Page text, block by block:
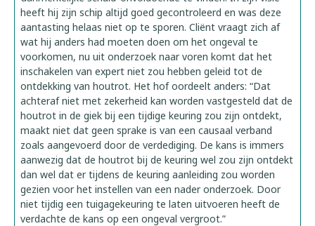
heeft hij zijn schip altijd goed gecontroleerd en was deze
aantasting helaas niet op te sporen. Cliënt vraagt zich af
wat hij anders had moeten doen om het ongeval te
voorkomen, nu uit onderzoek naar voren komt dat het
inschakelen van expert niet zou hebben geleid tot de
ontdekking van houtrot. Het hof oordeelt anders: “Dat
achteraf niet met zekerheid kan worden vastgesteld dat de
houtrot in de giek bij een tijdige keuring zou zijn ontdekt,
maakt niet dat geen sprake is van een causaal verband
zoals aangevoerd door de verdediging. De kans is immers
aanwezig dat de houtrot bij de keuring wel zou zijn ontdekt
dan wel dat er tijdens de keuring aanleiding zou worden
gezien voor het instellen van een nader onderzoek. Door
niet tijdig een tuigagekeuring te laten uitvoeren heeft de
verdachte de kans op een ongeval vergroot.”